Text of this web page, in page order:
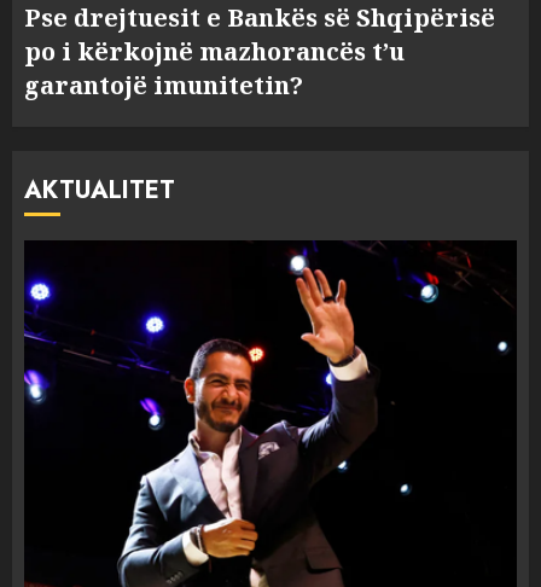
Pse drejtuesit e Bankës së Shqipërisë
po i kërkojnë mazhorancës t’u
garantojë imunitetin?
AKTUALITET